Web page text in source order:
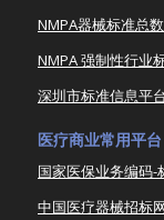
NMPA器械标准总
NMPA 强制性行业
深圳市标准信息平
医疗商业常用平台
国家医保业务编码-
中国医疗器械招标